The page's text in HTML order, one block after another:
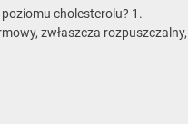
cholesterolu? 1.
zwłaszcza rozpuszczalny,